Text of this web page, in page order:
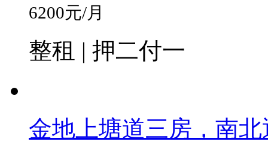
6200元/月
整租 | 押二付一
金地上塘道三房，南北